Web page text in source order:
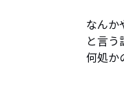
なんか
と言う
何処か